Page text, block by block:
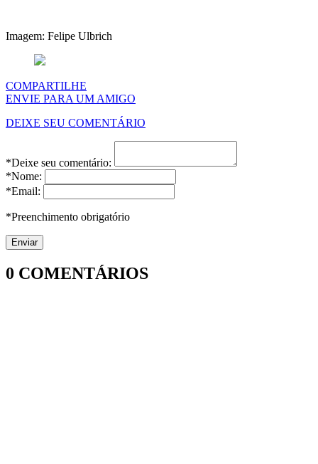
Imagem: Felipe Ulbrich
COMPARTILHE
ENVIE PARA UM AMIGO
DEIXE SEU COMENTÁRIO
*Deixe seu comentário:
*Nome:
*Email:
*Preenchimento obrigatório
0 COMENTÁRIOS